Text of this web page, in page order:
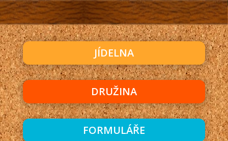
JÍDELNA
DRUŽINA
FORMULÁŘE